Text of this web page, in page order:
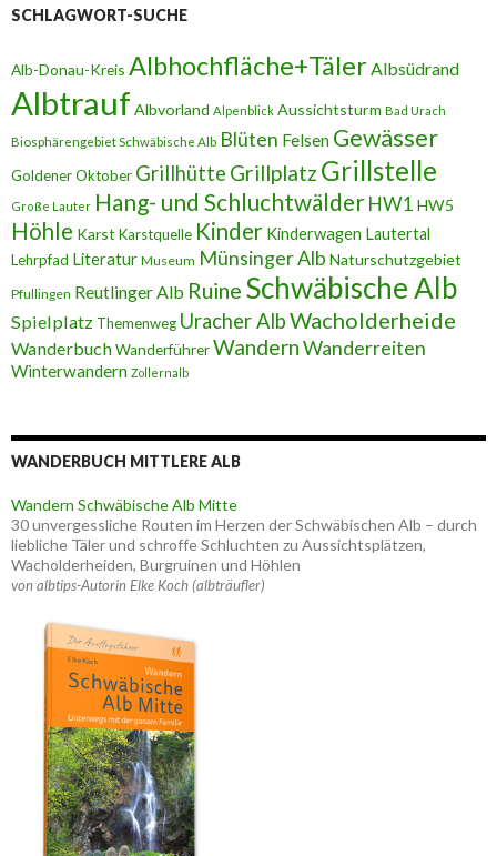
SCHLAGWORT-SUCHE
Alb-Donau-Kreis Albhochfläche+TälerAlbsüdrand
Albtrauf Albvorland Alpenblick Aussichtsturm Bad Urach
Biosphärengebiet Schwäbische Alb Blüten Felsen Gewässer
Goldener Oktober Grillhütte Grillplatz Grillstelle
Große Lauter Hang- und SchluchtwälderHW1 HW5
Höhle Karst Karstquelle Kinder Kinderwagen Lautertal
Lehrpfad Literatur Museum Münsinger Alb Naturschutzgebiet
Pfullingen Reutlinger Alb Ruine Schwäbische Alb
Spielplatz Themenweg Uracher AlbWacholderheide
WanderbuchWanderführerWandernWanderreiten
Winterwandern Zollernalb
WANDERBUCH MITTLERE ALB
Wandern Schwäbische Alb Mitte
30 unvergessliche Routen im Herzen der Schwäbischen Alb – durch
liebliche Täler und schroffe Schluchten zu Aussichtsplätzen,
Wacholderheiden, Burgruinen und Höhlen
von albtips-Autorin Elke Koch (albträufler)